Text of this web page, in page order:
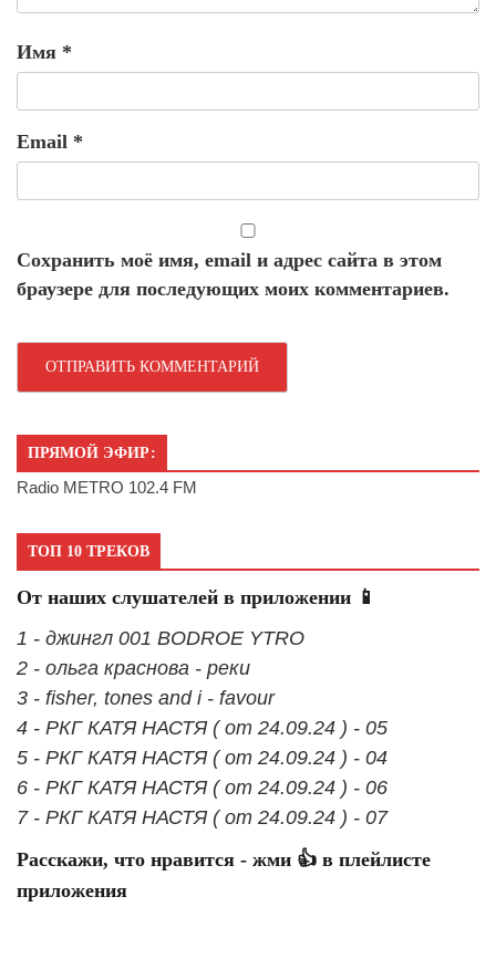
Имя *
Email *
Сохранить моё имя, email и адрес сайта в этом
браузере для последующих моих комментариев.
ПРЯМОЙ ЭФИР:
Radio METRO 102.4 FM
ТОП 10 ТРЕКОВ
От наших слушателей в приложении 📱
1 - джингл 001 BODROE YTRO
2 - ольга краснова - реки
3 - fisher, tones and i - favour
4 - РКГ КАТЯ НАСТЯ ( от 24.09.24 ) - 05
5 - РКГ КАТЯ НАСТЯ ( от 24.09.24 ) - 04
6 - РКГ КАТЯ НАСТЯ ( от 24.09.24 ) - 06
7 - РКГ КАТЯ НАСТЯ ( от 24.09.24 ) - 07
Расскажи, что нравится - жми 👍 в плейлисте
приложения